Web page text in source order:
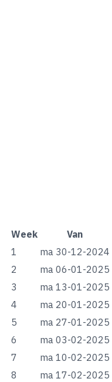
Week Van
1
ma 30-12-2024
2
ma 06-01-2025
3
ma 13-01-2025
4
ma 20-01-2025
5
ma 27-01-2025
6
ma 03-02-2025
7
ma 10-02-2025
8
ma 17-02-2025